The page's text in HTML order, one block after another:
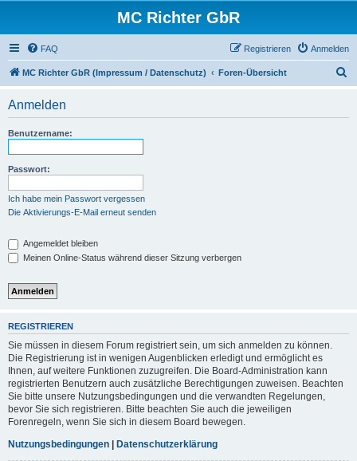
MC Richter GbR
FAQ Anmelden
Registrieren
MC Richter GbR (Impressum / Datenschutz) Foren-Übersicht
Anmelden
Benutzername:
Passwort:
Ich habe mein Passwort vergessen
Die Aktivierungs-E-Mail erneut senden
Angemeldet bleiben
Meinen Online-Status während dieser Sitzung verbergen
REGISTRIEREN
Sie müssen in diesem Forum registriert sein, um sich anmelden zu können.
Die Registrierung ist in wenigen Augenblicken erledigt und ermöglicht es
Ihnen, auf weitere Funktionen zuzugreifen. Die Board-Administration kann
registrierten Benutzern auch zusätzliche Berechtigungen zuweisen. Beachten
Sie bitte unsere Nutzungsbedingungen und die verwandten Regelungen,
bevor Sie sich registrieren. Bitte beachten Sie auch die jeweiligen
Forenregeln, wenn Sie sich in diesem Board bewegen.
Nutzungsbedingungen | Datenschutzerklärung